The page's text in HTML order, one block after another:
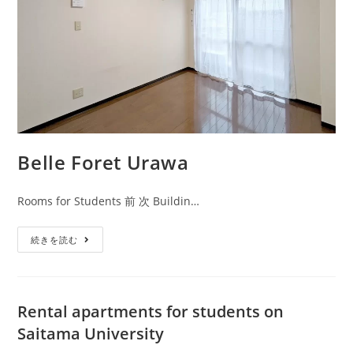
Belle Foret Urawa
Rooms for Students 前 次 Buildin…
続きを読む
Rental apartments for students on
Saitama University